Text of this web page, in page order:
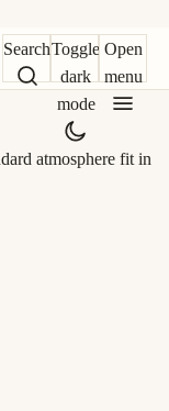
SearchToggle
dark
mode
Open
menu
atmosphere fit in